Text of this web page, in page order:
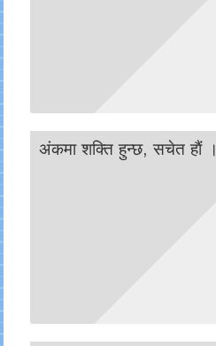
अंकमा शक्ति हुन्छ, सचेत हाैं ।